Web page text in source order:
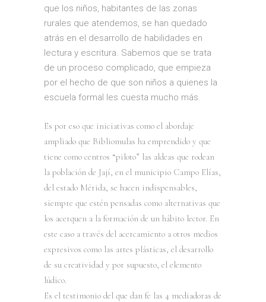
que los niños, habitantes de las zonas
rurales que atendemos, se han quedado
atrás en el desarrollo de habilidades en
lectura y escritura. Sabemos que se trata
de un proceso complicado, que empieza
por el hecho de que son niños a quienes la
escuela formal les cuesta mucho más.
Es por eso que iniciativas como el abordaje
ampliado que Bibliomulas ha emprendido y que
tiene como centros “piloto” las aldeas que rodean
la población de Jají, en el municipio Campo Elías,
del estado Mérida, se hacen indispensables,
siempre que estén pensadas como alternativas que
los acerquen a la formación de un hábito lector. En
este caso a través del acercamiento a otros medios
expresivos como las artes plásticas, el desarrollo
de su creatividad y por supuesto, el elemento
lúdico.
Es el testimonio del que dan fe las 4 mediadoras de